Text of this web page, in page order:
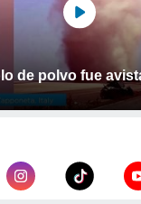
de polvo fue